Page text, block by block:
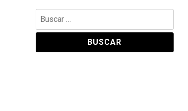
Buscar: